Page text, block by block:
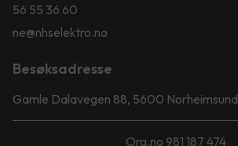
56 55 36 60
ne@nhselektro.no
Besøksadresse
Gamle Dalavegen 88, 5600 Norheimsund
Org.no 981 187 474